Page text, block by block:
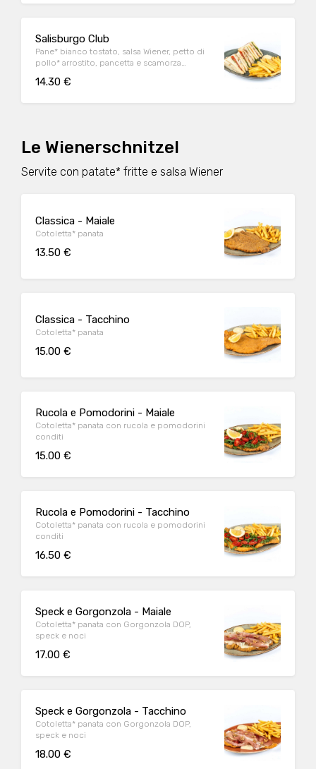
Salisburgo Club
Pane* bianco tostato, salsa Wiener, petto di
pollo* arrostito, pancetta e scamorza
salsa Wiener
14.30 €
Le Wienerschnitzel
Servite con patate* fritte e salsa Wiener
Classica - Maiale
Cotoletta* panata
13.50 €
Classica - Tacchino
Cotoletta* panata
15.00 €
Rucola e Pomodorini - Maiale
Cotoletta* panata con rucola e pomodorini
conditi
15.00 €
Rucola e Pomodorini - Tacchino
Cotoletta* panata con rucola e pomodorini
conditi
16.50 €
Speck e Gorgonzola - Maiale
Cotoletta* panata con Gorgonzola DOP,
speck e noci
17.00 €
Speck e Gorgonzola - Tacchino
Cotoletta* panata con Gorgonzola DOP,
speck e noci
18.00 €